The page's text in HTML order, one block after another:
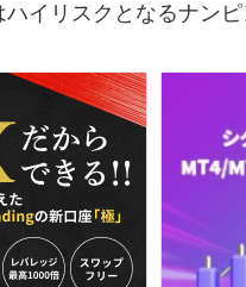
ハイリスクとなるナン